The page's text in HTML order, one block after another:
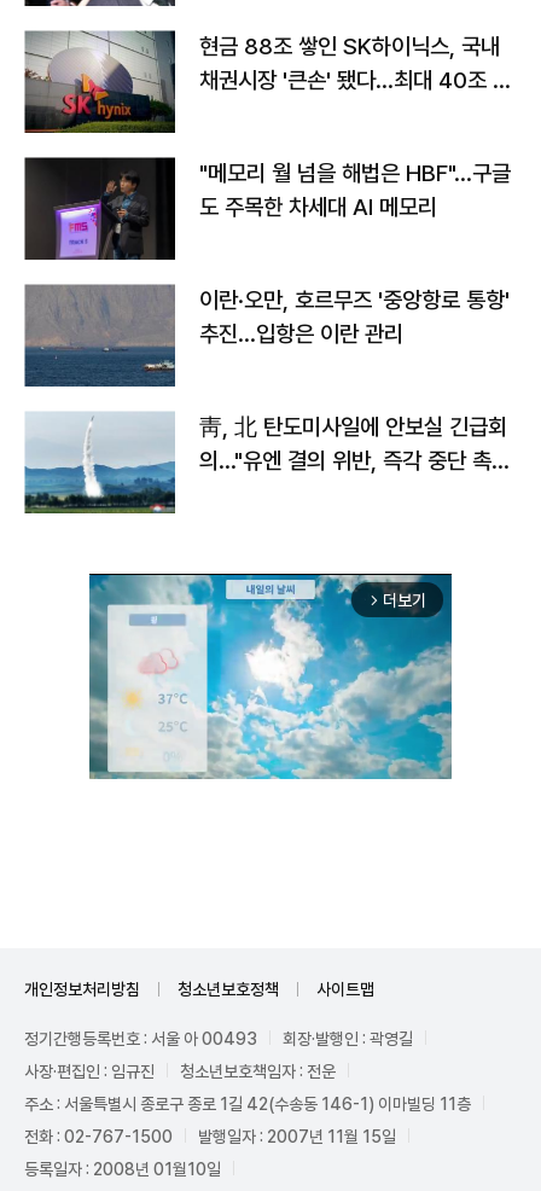
현금 88조 쌓인 SK하이닉스, 국내
채권시장 '큰손' 됐다…최대 40조 투
"메모리 월 넘을 해법은 HBF"…구글
도 주목한 차세대 AI 메모리
이란·오만, 호르무즈 '중앙항로 통항'
추진…입항은 이란 관리
靑, 北 탄도미사일에 안보실 긴급회
의…"유엔 결의 위반, 즉각 중단 촉
arrow_forward_ios 더보기
개인정보처리방침 청소년보호정책 사이트맵
정기간행등록번호 : 서울 아 00493
회장·발행인 : 곽영길
사장·편집인 : 임규진
청소년보호책임자 : 전운
주소 : 서울특별시 종로구 종로 1길 42(수송동 146-1) 이마빌딩 11층
전화 : 02-767-1500
발행일자 : 2007년 11월 15일
등록일자 : 2008년 01월10일